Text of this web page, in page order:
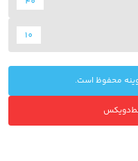
10
محفوظ است.
دویکس